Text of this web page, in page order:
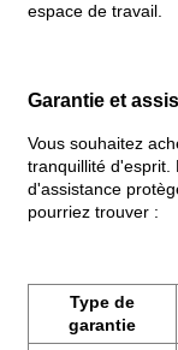
espace de travail.
Garantie et
Vous souhaitez
tranquillité d'esprit.
d'assistance
pourriez trouver :
Type de
garantie